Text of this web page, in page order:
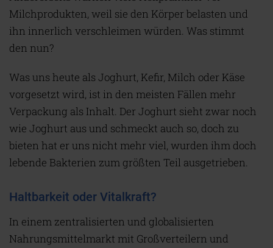
Milchprodukten, weil sie den Körper belasten und
ihn innerlich verschleimen würden. Was stimmt
den nun?
Was uns heute als Joghurt, Kefir, Milch oder Käse
vorgesetzt wird, ist in den meisten Fällen mehr
Verpackung als Inhalt. Der Joghurt sieht zwar noch
wie Joghurt aus und schmeckt auch so, doch zu
bieten hat er uns nicht mehr viel, wurden ihm doch
lebende Bakterien zum größten Teil ausgetrieben.
Haltbarkeit oder Vitalkraft?
In einem zentralisierten und globalisierten
Nahrungsmittelmarkt mit Großverteilern und